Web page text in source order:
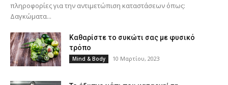
πληροφορίες για την αντιμετώπιση καταστάσεων όπως:
Δαγκώματα...
Καθαρίστε το συκώτι σας με φυσικό
τρόπο
Mind & Body 10 Μαρτίου, 2023